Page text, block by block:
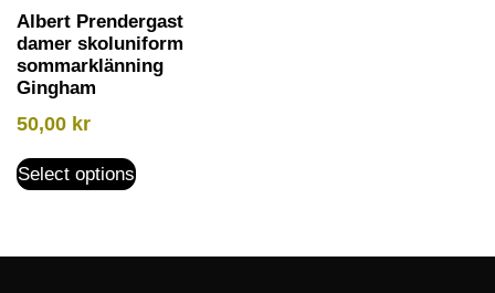
Albert Prendergast
damer skoluniform
sommarklänning
Gingham
50,00 kr
Select options